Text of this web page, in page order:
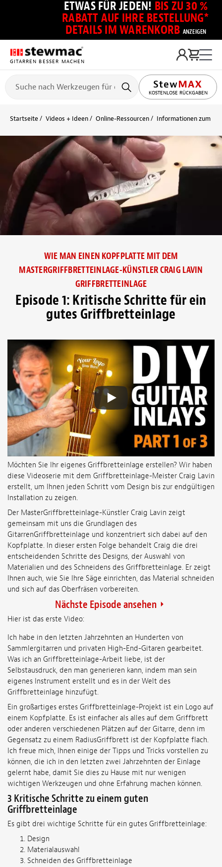
ETWAS FÜR JEDEN! BIS ZU 30 %
RABATT AUF IHRE BESTELLUNG*
DETAILS IM WARENKORB ANZEIGEN
GITARREN BESSER MACHEN
KOSTENLOSE RÜCKGABEN
Startseite Videos + Ideen Online-Ressourcen Informationen zum
WIE MAN EINEN KOPFPLATTE MIT DEM
MASTERGRIFFBRETTEINLAGE-KÜNSTLER CRAIG LAVIN
GRIFFBRETTEINLAGE
Episode 1: Kritische Schritte für ein
gutes Griffbretteinlage
Möchten Sie Ihr eigenes Griffbretteinlage erstellen? Wir haben
diese Videoserie mit dem Griffbretteinlage-Meister Craig Lavin
erstellt, um Ihnen jeden Schritt vom Design bis zur endgültigen
Installation zu zeigen.
Der MasterGriffbretteinlage-Künstler Craig Lavin zeigt
gemeinsam mit uns die Grundlagen des
GitarrenGriffbretteinlage und konzentriert sich dabei auf den
Kopfplatte. In dieser ersten Folge behandelt Craig die drei
entscheidenden Schritte des Designs, der Auswahl von
Materialien und des Schneidens des Griffbretteinlage. Er zeigt
Ihnen auch, wie Sie Ihre Säge einrichten, das Material schneiden
und sich auf das Oberfräsen vorbereiten.
Nächste Episode ansehen
Hier ist das erste Video:
Ich habe in den letzten Jahrzehnten an Hunderten von
Sammlergitarren und privaten High-End-Gitaren gearbeitet.
Was ich an Griffbretteinlage-Arbeit liebe, ist der
Selbstausdruck, den man generieren kann, indem man sein
eigenes Instrument erstellt und es in der Welt des
Griffbretteinlage hinzufügt.
Ein großartiges erstes Griffbretteinlage-Projekt ist ein Logo auf
einem Kopfplatte. Es ist einfacher als alles auf dem Griffbrett
oder anderen verschiedenen Plätzen auf der Gitarre, denn im
Gegensatz zu einem RadiusGriffbrett ist der Kopfplatte flach.
Ich freue mich, Ihnen einige der Tipps und Tricks vorstellen zu
können, die ich in den letzten zwei Jahrzehnten der Einlage
gelernt habe, damit Sie dies zu Hause mit nur wenigen
wichtigen Werkzeugen und ohne Erfahrung machen können.
3 Kritische Schritte zu einem guten
Griffbretteinlage
Es gibt drei wichtige Schritte für ein gutes Griffbretteinlage:
Design
Materialauswahl
Schneiden des Griffbretteinlage